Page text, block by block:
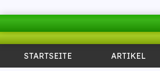
STARTSEITE ARTIKEL